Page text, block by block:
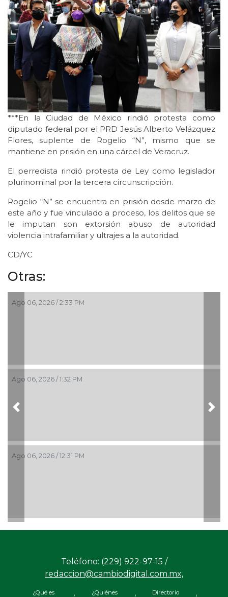
***En la Ciudad de México rindió protesta como
diputado federal por el PRD Jesús Alberto Velázquez
Flores, suplente de Rogelio “N”, mismo que se
mantiene en prisión en una cárcel de Veracruz.
El perredista rindió protesta de Ley como legislador
plurinominal por la tercera circunscripción.
Rogelio “N” se encuentra en prisión desde marzo de
este año y fue vinculado a proceso, los delitos que se
le imputan son extorsión abuso de autoridad
violencia intrafamiliar y ultrajes a la autoridad.
CD/YC
Otras:
Ago 06, 2026 / 2:33 PM
Ago 06, 2026 / 1:32 PM
Ago 06, 2026 / 12:31 PM
Previous
Teléfono: (229) 922-97-15 /
redaccion@cambiodigital.com.mx,
¿Qué es
¿Quiénes
Directorio